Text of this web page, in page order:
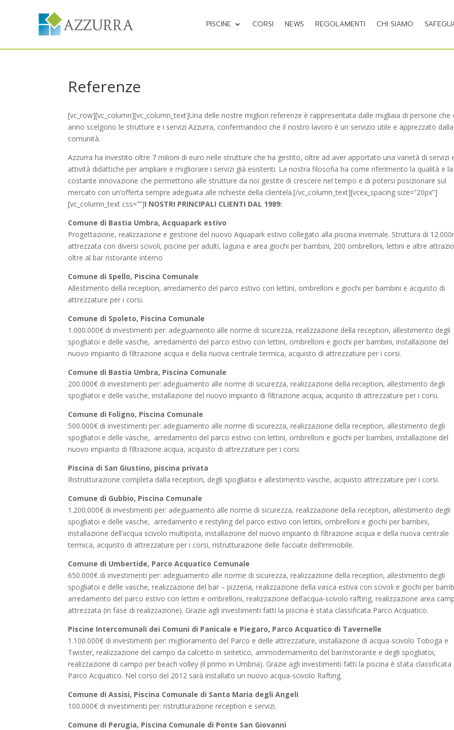
PISCINE CORSI NEWS REGOLAMENTI CHI SIAMO
Referenze
[vc_row][vc_column][vc_column_text]Una delle nostre migliori referenze è rappresentata dalle migliaia di persone che
anno scelgono le strutture e i servizi Azzurra, confermandoci che il nostro lavoro è un servizio utile e apprezzato dalla
comunità.
Azzurra ha investito oltre 7 milioni di euro nelle strutture che ha gestito, oltre ad aver apportato una varietà di servizi
attività didattiche per ampliare e migliorare i servizi già esistenti. La nostra filosofia ha come riferimento la qualità e la
costante innovazione che permettono alle strutture da noi gestite di crescere nel tempo e di potersi posizionare sul
mercato con un’offerta sempre adeguata alle richieste della clientela.[/vc_column_text][vcex_spacing size=”20px”]
[vc_column_text css=””]I NOSTRI PRINCIPALI CLIENTI DAL 1989:
Comune di Bastia Umbra, Acquapark estivo
Progettazione, realizzazione e gestione del nuovo Aquapark estivo collegato alla piscina invernale. Struttura di
attrezzata con diversi scivoli, piscine per adulti, laguna e area giochi per bambini, 200 ombrelloni, lettini e altre
oltre al bar ristorante interno
Comune di Spello, Piscina Comunale
Allestimento della reception, arredamento del parco estivo con lettini, ombrelloni e giochi per bambini e acquisto di
attrezzature per i corsi.
Comune di Spoleto, Piscina Comunale
1.000.000€ di investimenti per: adeguamento alle norme di sicurezza, realizzazione della reception, allestimento degli
spogliatoi e delle vasche, arredamento del parco estivo con lettini, ombrelloni e giochi per bambini, installazione del
nuovo impianto di filtrazione acqua e della nuova centrale termica, acquisto di attrezzature per i corsi.
Comune di Bastia Umbra, Piscina Comunale
200.000€ di investimenti per: adeguamento alle norme di sicurezza, realizzazione della reception, allestimento degli
spogliatoi e delle vasche, installazione del nuovo impianto di filtrazione acqua, acquisto di attrezzature per i corsi.
Comune di Foligno, Piscina Comunale
500.000€ di investimenti per: adeguamento alle norme di sicurezza, realizzazione della reception, allestimento degli
spogliatoi e delle vasche, arredamento del parco estivo con lettini, ombrelloni e giochi per bambini, installazione del
nuovo impianto di filtrazione acqua, acquisto di attrezzature per i corsi.
Piscina di San Giustino, piscina privata
Ristrutturazione completa dalla reception, degli spogliatoi e allestimento vasche, acquisto attrezzature per i corsi.
Comune di Gubbio, Piscina Comunale
1.200.000€ di investimenti per: adeguamento alle norme di sicurezza, realizzazione della reception, allestimento degli
spogliatoi e delle vasche, arredamento e restyling del parco estivo con lettini, ombrelloni e giochi per bambini,
installazione dell’acqua scivolo multipista, installazione del nuovo impianto di filtrazione acqua e della nuova centrale
termica, acquisto di attrezzature per i corsi, ristrutturazione delle facciate dell’immobile.
Comune di Umbertide, Parco Acquatico Comunale
650.000€ di investimenti per: adeguamento alle norme di sicurezza, realizzazione della reception, allestimento degli
spogliatoi e delle vasche, realizzazione del bar – pizzeria, realizzazione della vasca estiva con scivoli e giochi per
arredamento del parco estivo con lettini e ombrelloni, realizzazione dell’acqua-scivolo rafting, realizzazione area
attrezzata (in fase di realizzazione). Grazie agli investimenti fatti la piscina è stata classificata Parco Acquatico.
Piscine Intercomunali dei Comuni di Panicale e Piegaro, Parco Acquatico di Tavernelle
1.100.000€ di investimenti per: miglioramento del Parco e delle attrezzature, installazione di acqua-scivolo Toboga e
Twister, realizzazione del campo da calcetto in sintetico, ammodernamento del bar/ristorante e degli spogliatoi,
realizzazione di campo per beach volley (il primo in Umbria). Grazie agli investimenti fatti la piscina è stata classificata
Parco Acquatico. Nel corso del 2012 sarà installato un nuovo acqua-scivolo Rafting.
Comune di Assisi, Piscina Comunale di Santa Maria degli Angeli
100.000€ di investimenti per: ristrutturazione reception e servizi.
Comune di Perugia, Piscina Comunale di Ponte San Giovanni